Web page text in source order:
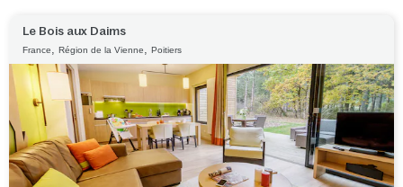
Le Bois aux Daims
France Région de la Vienne Poitiers